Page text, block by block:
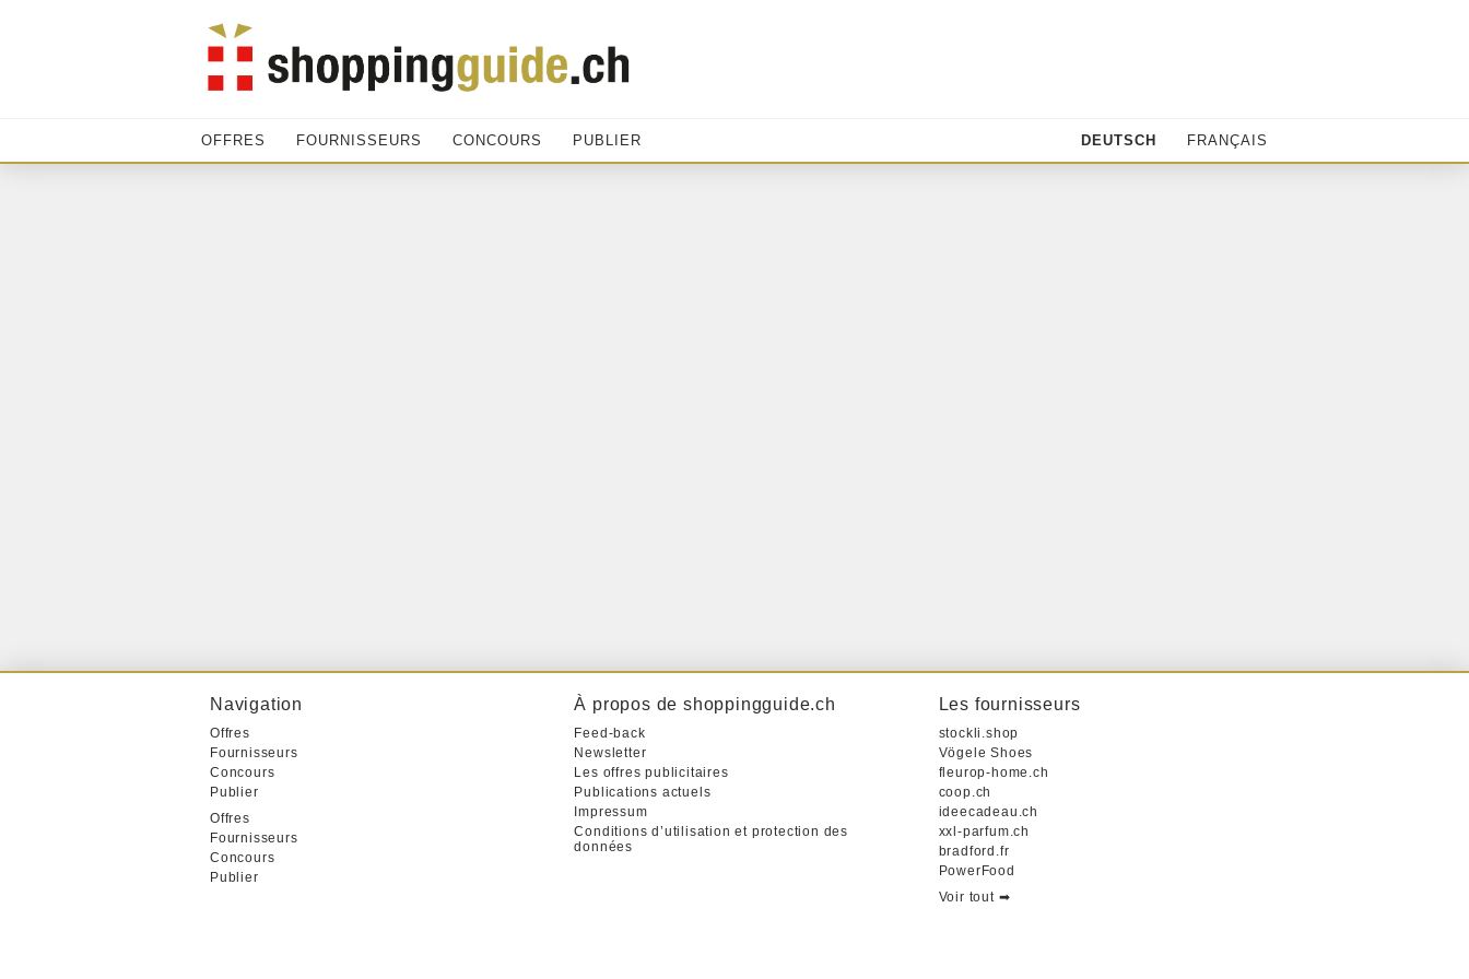
OFFRES FOURNISSEURS CONCOURS PUBLIER DEUTSCH FRANÇAIS
Navigation
Offres
Fournisseurs
Concours
Publier
Offres
Fournisseurs
Concours
Publier
À propos de shoppingguide.ch
Feed-back
Newsletter
Les offres publicitaires
Publications actuels
Impressum
Conditions d’utilisation et protection des
données
Les fournisseurs
stockli.shop
Vögele Shoes
fleurop-home.ch
coop.ch
ideecadeau.ch
xxl-parfum.ch
bradford.fr
PowerFood
Voir tout ➡︎